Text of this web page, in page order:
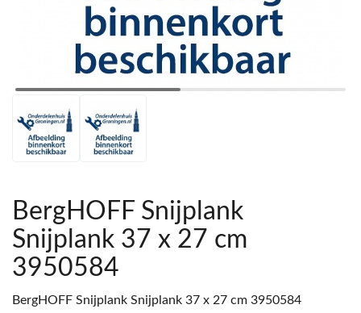
BergHOFF Snijplank
Snijplank 37 x 27 cm
3950584
BergHOFF Snijplank Snijplank 37 x 27 cm 3950584